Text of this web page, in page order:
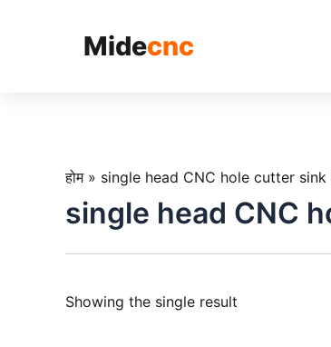
Midecnc
होम» single head CNC hole cutter
single head CNC
Showing the single result